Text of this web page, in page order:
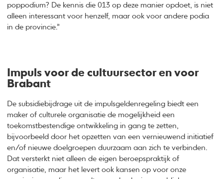
poppodium? De kennis die 013 op deze manier opdoet, is niet
alleen interessant voor henzelf, maar ook voor andere podia
in de provincie.”
Impuls voor de cultuursector en voor
Brabant
De subsidiebijdrage uit de impulsgeldenregeling biedt een
maker of culturele organisatie de mogelijkheid een
toekomstbestendige ontwikkeling in gang te zetten,
bijvoorbeeld door het opzetten van een vernieuwend initiatief
en/of nieuwe doelgroepen duurzaam aan zich te verbinden.
Dat versterkt niet alleen de eigen beroepspraktijk of
organisatie, maar het levert ook kansen op voor onze